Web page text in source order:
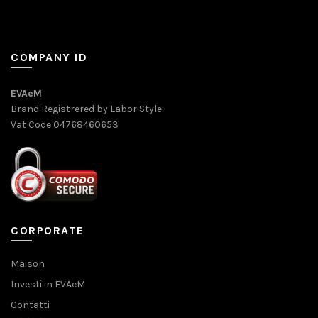
COMPANY ID
EVAeM
Brand Registrered by Labor Style
Vat Code 04768460653
CORPORATE
Maison
Investi in EVAeM
Contatti